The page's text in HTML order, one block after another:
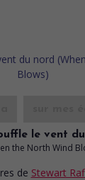
le vent
the North Wind
de Stewart